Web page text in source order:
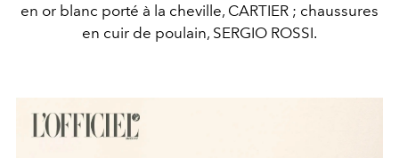
en or blanc porté à la cheville, CARTIER ; chaussures
en cuir de poulain, SERGIO ROSSI.